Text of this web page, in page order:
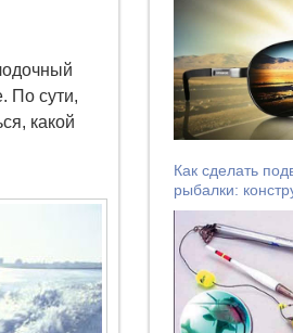
По сути,
какой
Как сделать
рыбалки: